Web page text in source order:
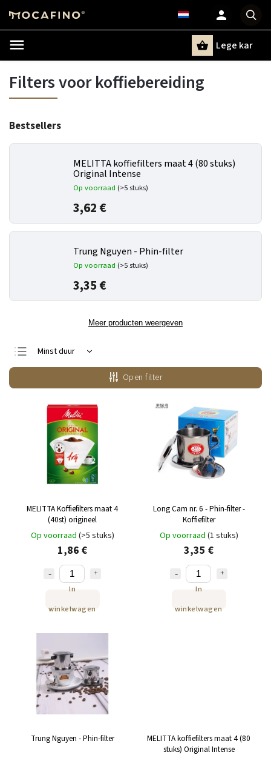
Lege kar
Filters voor koffiebereiding
Bestsellers
MELITTA koffiefilters maat 4 (80 stuks)
Original Intense
Op voorraad (>5 stuks)
3,62 €
Trung Nguyen - Phin-filter
Op voorraad (>5 stuks)
3,35 €
Meer producten weergeven
Minst duur
Duurste
Bestsellers
Alfabetisch
Open filter
MELITTA Koffiefilters maat 4
(40st) origineel
Op voorraad (>5 stuks)
1,86 €
In
winkelwagen
Long Cam nr. 6 - Phin-filter -
Koffiefilter
Op voorraad (1 stuks)
3,35 €
In
winkelwagen
Trung Nguyen - Phin-filter
MELITTA koffiefilters maat 4 (80
stuks) Original Intense